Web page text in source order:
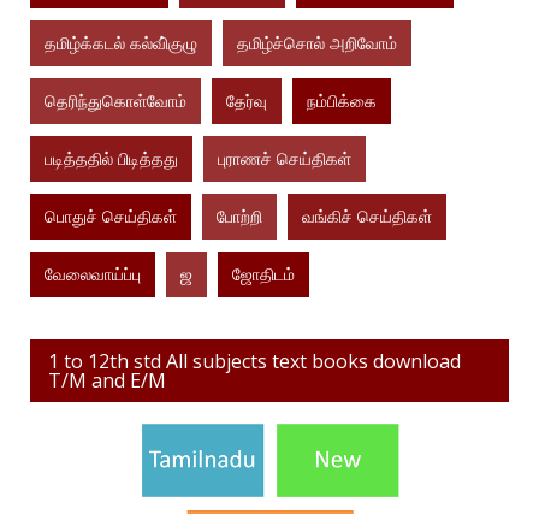
தமிழ்க்கடல் கல்வி்குழு தமிழ்ச்சொல் அறிவோம்
தெரிந்துகொள்வோம் தேர்வு நம்பிக்கை
படித்ததில் பிடித்தது புராணச் செய்திகள்
பொதுச் செய்திகள் போற்றி வங்கிச் செய்திகள்
வேலைவாய்ப்பு ஜ ஜோதிடம்
1 to 12th std All subjects text books download
T/M and E/M